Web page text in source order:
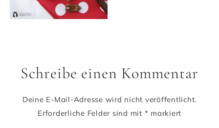
Schreibe einen Kommentar
Deine E-Mail-Adresse wird nicht veröffentlicht.
Erforderliche Felder sind mit * markiert